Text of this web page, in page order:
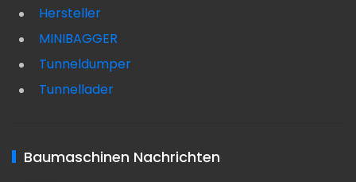
Hersteller
MINIBAGGER
Tunneldumper
Tunnellader
Baumaschinen Nachrichten